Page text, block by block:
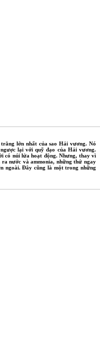
lớn nhất của sao Hải vương. Nó
lại với quỹ đạo của Hải vương.
có núi lửa hoạt động. Nhưng, thay vì
nước và ammonia, những thứ ngay
ngoài. Đây cũng là một trong những